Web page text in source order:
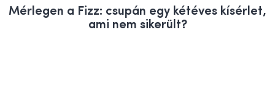
Mérlegen a Fizz: csupán egy kétéves kísérlet,
ami nem sikerült?